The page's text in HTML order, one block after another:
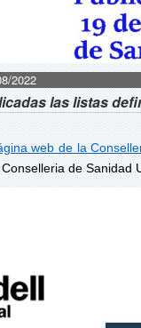
2022
las listas
web de la
de Sanidad